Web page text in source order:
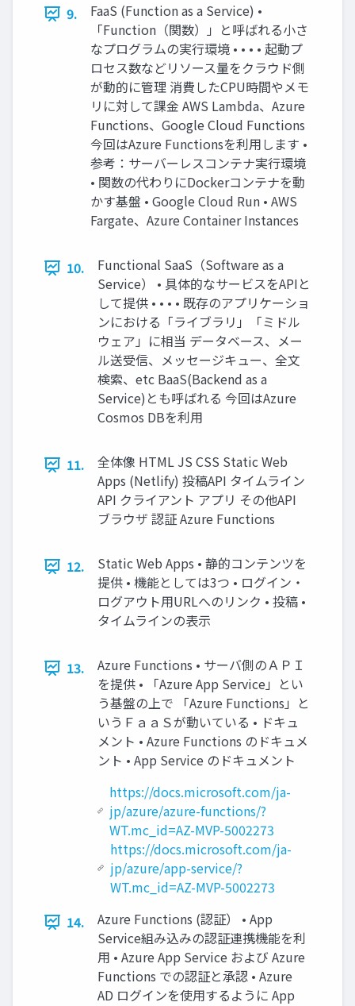
9.
FaaS (Function as a Service) •
「Function（関数）」と呼ばれる小さ
なプログラムの実行環境 • • • • 起動プ
ロセス数などリソース量をクラウド側
が動的に管理 消費したCPU時間やメモ
リに対して課金 AWS Lambda、Azure
Functions、Google Cloud Functions
今回はAzure Functionsを利用します •
参考：サーバーレスコンテナ実行環境
• 関数の代わりにDockerコンテナを動
かす基盤 • Google Cloud Run • AWS
Fargate、Azure Container Instances
10.
Functional SaaS（Software as a
Service） • 具体的なサービスをAPIと
して提供 • • • • 既存のアプリケーショ
ンにおける「ライブラリ」「ミドル
ウェア」に相当 データベース、メー
ル送受信、メッセージキュー、全文
検索、etc BaaS(Backend as a
Service)とも呼ばれる 今回はAzure
Cosmos DBを利用
11.
全体像 HTML JS CSS Static Web
Apps (Netlify) 投稿API タイムライン
API クライアント アプリ その他API
ブラウザ 認証 Azure Functions
12.
Static Web Apps • 静的コンテンツを
提供 • 機能としては3つ • ログイン・
ログアウト用URLへのリンク • 投稿 •
タイムラインの表示
13.
Azure Functions • サーバ側のＡＰＩ
を提供 • 「Azure App Service」とい
う基盤の上で 「Azure Functions」と
いうＦａａＳが動いている • ドキュ
メント • Azure Functions のドキュメ
ント • App Service のドキュメント
https://docs.microsoft.com/ja-
jp/azure/azure-functions/?
WT.mc_id=AZ-MVP-5002273
https://docs.microsoft.com/ja-
jp/azure/app-service/?
WT.mc_id=AZ-MVP-5002273
14.
Azure Functions (認証） • App
Service組み込みの認証連携機能を利
用 • Azure App Service および Azure
Functions での認証と承認 • Azure
AD ログインを使用するように App